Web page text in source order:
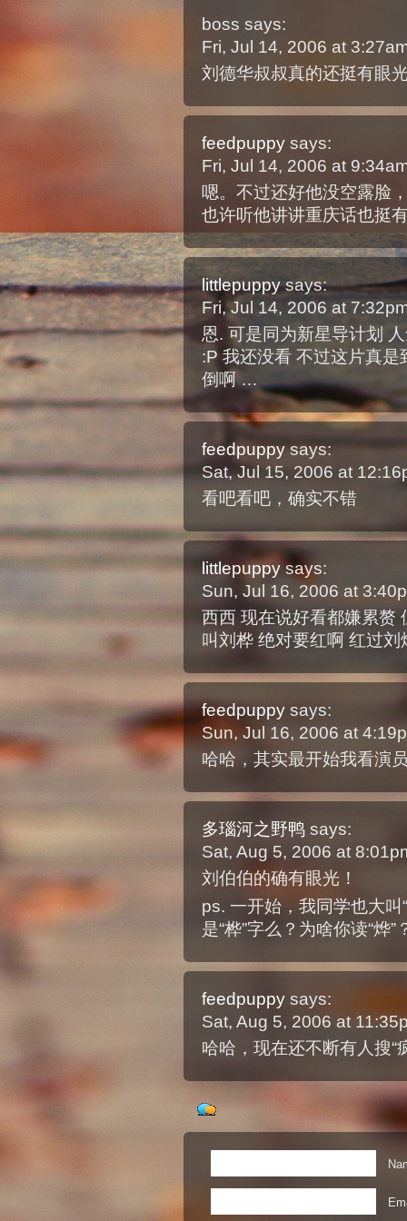
boss says:
Fri, Jul 14, 2006 at
刘德华叔叔真的还挺有眼
feedpuppy says:
Fri, Jul 14, 2006 at
嗯。不过还好他没空露脸
也许听他讲讲重庆话也挺
littlepuppy says:
Fri, Jul 14, 2006 at
恩. 可是同为新星导计划
:P 我还没看 不过这片真
倒啊 …
feedpuppy says:
Sat, Jul 15, 2006 at
看吧看吧，确实不错
littlepuppy says:
Sun, Jul 16, 2006 at
西西 现在说好看都嫌累赘
叫刘桦 绝对要红啊 红过刘
feedpuppy says:
Sun, Jul 16, 2006 at
哈哈，其实最开始我看演
多瑙河之野鸭 says:
Sat, Aug 5, 2006 at
刘伯伯的确有眼光！
ps. 一开始，我同学也大叫
是“桦”字么？为啥你读“烨”
feedpuppy says:
Sat, Aug 5, 2006 at
哈哈，现在还不断有人搜“